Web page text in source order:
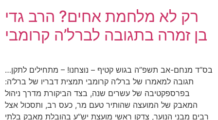
רק לא מלחמת אחים? הרב גדי
בן זמרה בתגובה לברל’ה קרומבי
בס”ד מנחם-אב תשפ”ה בגוש קטיף – נוּצחנו! – מתחילים לתקן…
תגובה למאמרו של ברל’ה קרומבי תמצית דבריו של ברל’ה:
בפרספקטיבה של עשרים שנה, בצד הביקורת מדרך ניהול
המאבק של המועצה שהותיר טעם מר, כעס רב, ותסכול אצל
רבים מבני הנוער, צדקו ראשי מועצת יש”ע בהובלת מאבק בלתי